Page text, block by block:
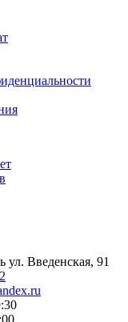
ул. Введенская, 91